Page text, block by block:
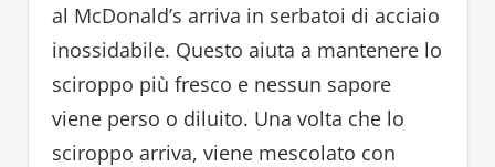
al McDonald’s arriva in serbatoi di acciaio
inossidabile. Questo aiuta a mantenere lo
sciroppo più fresco e nessun sapore
viene perso o diluito. Una volta che lo
sciroppo arriva, viene mescolato con